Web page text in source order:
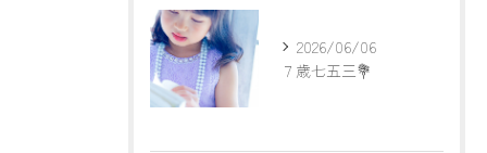
2026/06/06
７歳七五三💐